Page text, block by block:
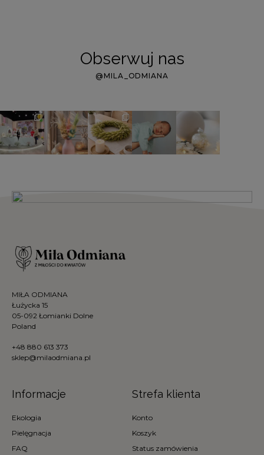
Obserwuj nas
@MILA_ODMIANA
MIŁA ODMIANA
Łużycka 15
05-092 Łomianki Dolne
Poland
+48 880 613 373
sklep@milaodmiana.pl
Informacje
Ekologia
Pielęgnacja
FAQ
Strefa klienta
Konto
Koszyk
Status zamówienia